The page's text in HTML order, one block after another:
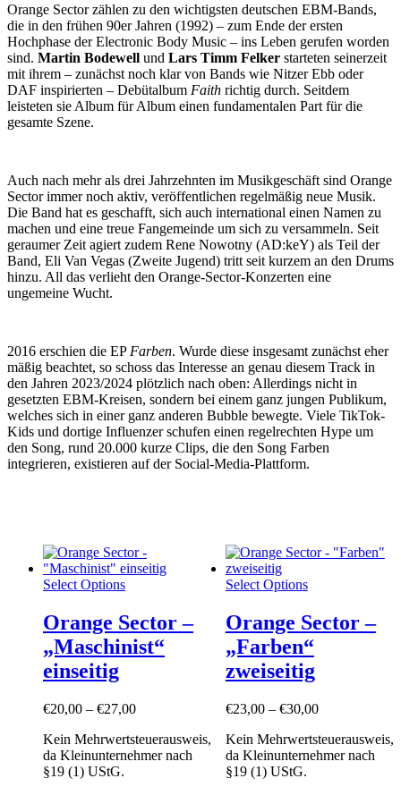
Orange Sector zählen zu den wichtigsten deutschen EBM-Bands,
die in den frühen 90er Jahren (1992) – zum Ende der ersten
Hochphase der Electronic Body Music – ins Leben gerufen worden
sind. Martin Bodewell und Lars Timm Felker starteten seinerzeit
mit ihrem – zunächst noch klar von Bands wie Nitzer Ebb oder
DAF inspirierten – Debütalbum Faith richtig durch. Seitdem
leisteten sie Album für Album einen fundamentalen Part für die
gesamte Szene.
Auch nach mehr als drei Jahrzehnten im Musikgeschäft sind Orange
Sector immer noch aktiv, veröffentlichen regelmäßig neue Musik.
Die Band hat es geschafft, sich auch international einen Namen zu
machen und eine treue Fangemeinde um sich zu versammeln. Seit
geraumer Zeit agiert zudem Rene Nowotny (AD:keY) als Teil der
Band, Eli Van Vegas (Zweite Jugend) tritt seit kurzem an den Drums
hinzu. All das verlieht den Orange-Sector-Konzerten eine
ungemeine Wucht.
2016 erschien die EP Farben. Wurde diese insgesamt zunächst eher
mäßig beachtet, so schoss das Interesse an genau diesem Track in
den Jahren 2023/2024 plötzlich nach oben: Allerdings nicht in
gesetzten EBM-Kreisen, sondern bei einem ganz jungen Publikum,
welches sich in einer ganz anderen Bubble bewegte. Viele TikTok-
Kids und dortige Influenzer schufen einen regelrechten Hype um
den Song, rund 20.000 kurze Clips, die den Song Farben
integrieren, existieren auf der Social-Media-Plattform.
Select Options
Orange Sector –
„Maschinist“
einseitig
€20,00 – €27,00
Kein Mehrwertsteuerausweis,
da Kleinunternehmer nach
§19 (1) UStG.
Select Options
Orange Sector –
„Farben“
zweiseitig
€23,00– €30,00
Kein Mehrwertsteuerausweis,
da Kleinunternehmer nach
§19 (1) UStG.